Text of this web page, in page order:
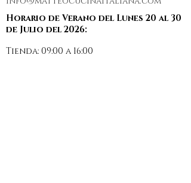
Horario de Verano del Lunes 20 al 30
de Julio del 2026:
Tienda: 09:00 a 16:00